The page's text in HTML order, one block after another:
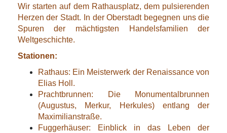
Wir starten auf dem Rathausplatz, dem pulsierenden
Herzen der Stadt. In der Oberstadt begegnen uns die
Spuren der mächtigsten Handelsfamilien der
Weltgeschichte.
Stationen:
Rathaus: Ein Meisterwerk der Renaissance von
Elias Holl.
Prachtbrunnen: Die Monumentalbrunnen
(Augustus, Merkur, Herkules) entlang der
Maximilianstraße.
Fuggerhäuser: Einblick in das Leben der